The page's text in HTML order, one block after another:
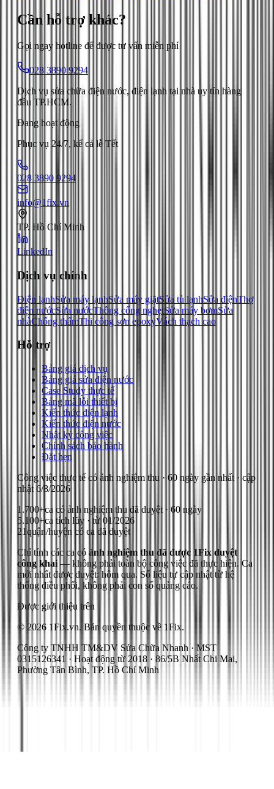
Cần hỗ trợ khác?
Gọi ngay hotline để được tư vấn miễn phí
028 3890 9294
Dịch vụ sửa chữa điện nước, điện lạnh tại nhà uy tín hàng
đầu TP.HCM.
Đang hoạt động
Phục vụ 24/7, kể cả lễ Tết
028 3890 9294
info@1fix.vn
TP. Hồ Chí Minh
LinkedIn
Dịch vụ chính
Điện lạnhSửa máy lạnhSửa máy giặtSửa tủ lạnhSửa điệnThợ
điện nướcSửa nướcThông cống nghẹtSửa máy bơmSửa
nhàChống thấmThi công sơn epoxyVách thạch cao
Hỗ trợ
Bảng giá dịch vụ
Bảng giá sửa điện nước
Case Study thực tế
Bảng mã lỗi thiết bị
Kiến thức điện lạnh
Kiến thức điện nước
Nhật ký công việc
Chính sách bảo hành
Đặt hẹn
Công việc thực tế có ảnh nghiệm thu · 60 ngày gần nhất · cập
nhật 6/8/2026
1.700+ca có ảnh nghiệm thu đã duyệt · 60 ngày
5.100+ca tích lũy · từ 01/2026
21quận/huyện có ca đã duyệt
Chỉ tính các ca có ảnh nghiệm thu đã được 1Fix duyệt
công khai — không phải toàn bộ công việc đã thực hiện. Ca
mới nhất được duyệt: hôm qua. Số liệu tự cập nhật từ hệ
thống điều phối, không phải con số quảng cáo.
Được giới thiệu trên
© 2026 1Fix.vn. Bản quyền thuộc về 1Fix.
Công ty TNHH TM&DV Sửa Chữa Nhanh · MST
0315126341 · Hoạt động từ 2018 · 86/5B Nhất Chi Mai,
Phường Tân Bình, TP. Hồ Chí Minh